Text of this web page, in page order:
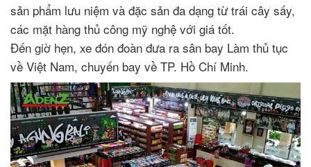
sản phẩm lưu niệm và đặc sản đa dạng từ trái cây sấy,
các mặt hàng thủ công mỹ nghệ với giá tốt.
Đến giờ hẹn, xe đón đoàn đưa ra sân bay Làm thủ tục
về Việt Nam, chuyến bay về TP. Hồ Chí Minh.